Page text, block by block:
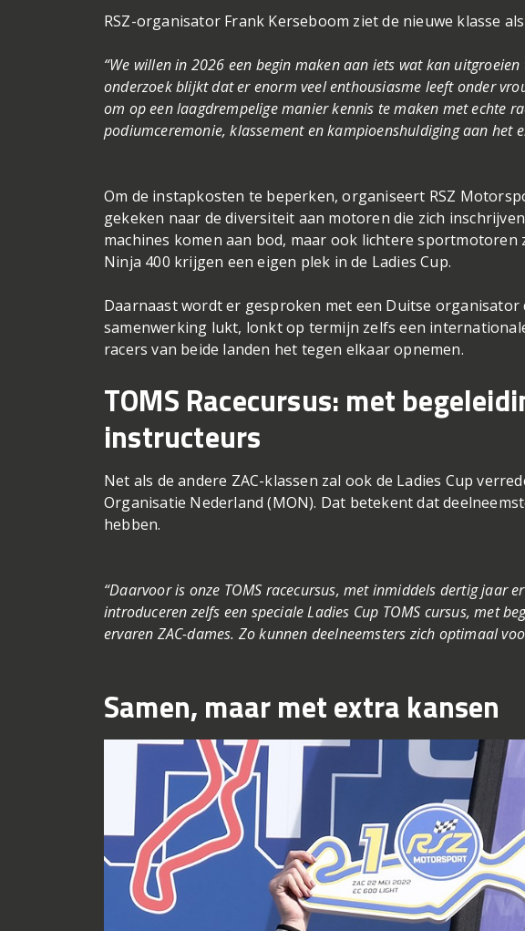
RSZ-organisator Frank Kerseboom ziet de nieuwe klasse
“We willen in 2026 een begin maken aan iets wat kan
onderzoek blijkt dat er enorm veel enthousiasme leeft onder
om op een laagdrempelige manier kennis te maken met echte
podiumceremonie, klassement en kampioenshuldiging aan het
Om de instapkosten te beperken, organiseert RSZ
gekeken naar de diversiteit aan motoren die zich
machines komen aan bod, maar ook lichtere sportmotoren
Ninja 400 krijgen een eigen plek in de Ladies Cup.
Daarnaast wordt er gesproken met een Duitse organisator
samenwerking lukt, lonkt op termijn zelfs een
racers van beide landen het tegen elkaar opnemen.
TOMS Racecursus: met
instructeurs
Net als de andere ZAC-klassen zal ook de Ladies Cup
Organisatie Nederland (MON). Dat betekent dat
hebben.
“Daarvoor is onze TOMS racecursus, met inmiddels dertig jaar
introduceren zelfs een speciale Ladies Cup TOMS cursus, met
ervaren ZAC-dames. Zo kunnen deelneemsters zich optimaal
Samen, maar met extra kansen